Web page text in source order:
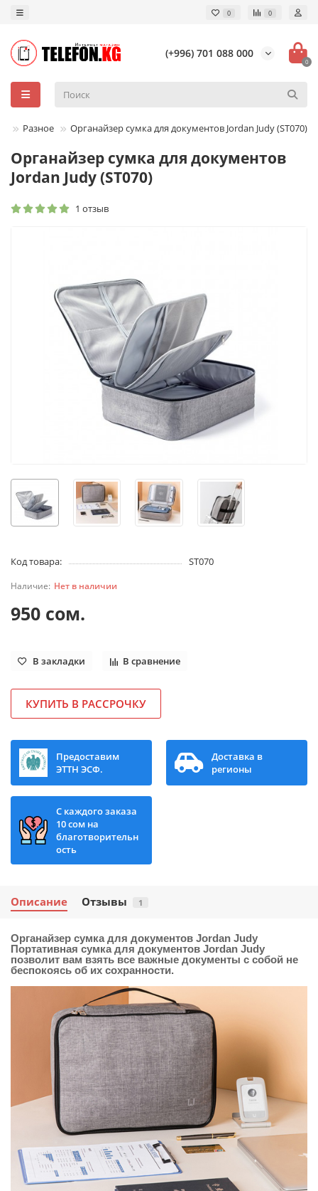
0 0
(+996) 701 088 000
0
Разное Органайзер сумка для документов Jordan Judy (ST070)
Органайзер сумка для документов
Jordan Judy (ST070)
1 отзыв
Код товара: ST070
Нет в наличии
950 сом.
В закладки В сравнение
КУПИТЬ В РАССРОЧКУ
Предоставим
ЭТТН ЭСФ.
Доставка в
регионы
С каждого заказа
10 сом на
благотворительн
ость
Описание Отзывы 1
Органайзер сумка для документов Jordan Judy
Портативная сумка для документов Jordan Judy
позволит вам взять все важные документы с собой не
беспокоясь об их сохранности.